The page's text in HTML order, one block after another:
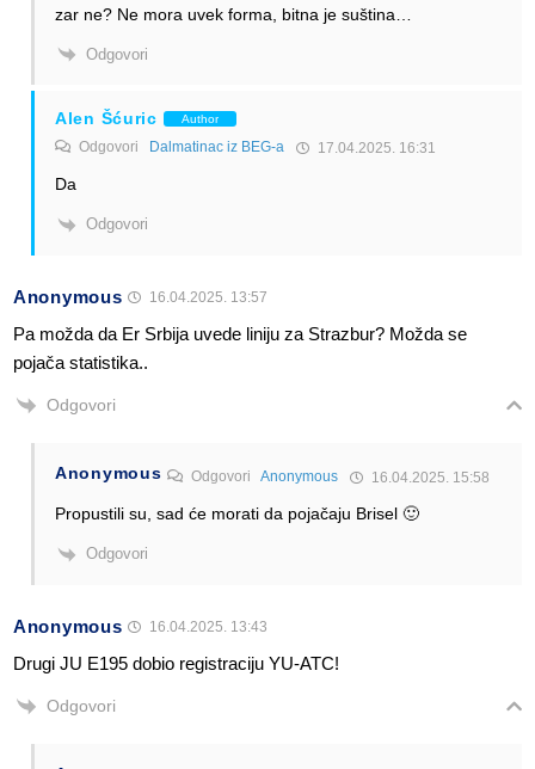
zar ne? Ne mora uvek forma, bitna je suština…
Odgovori
Alen Šćuric Author
Odgovori Dalmatinac iz BEG-a 17.04.2025. 16:31
Da
Odgovori
Anonymous 16.04.2025. 13:57
Pa možda da Er Srbija uvede liniju za Strazbur? Možda se
pojača statistika..
Odgovori
Anonymous OdgovoriAnonymous 16.04.2025. 15:58
Propustili su, sad će morati da pojačaju Brisel 🙂
Odgovori
Anonymous 16.04.2025. 13:43
Drugi JU E195 dobio registraciju YU-ATC!
Odgovori